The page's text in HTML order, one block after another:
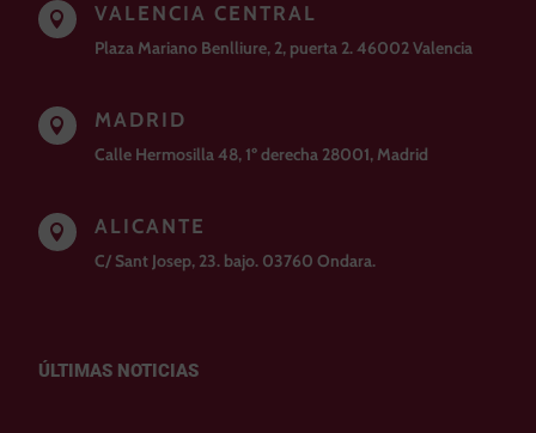
 VALENCIA CENTRAL
Plaza Mariano Benlliure, 2, puerta 2. 46002 Valencia
 MADRID
Calle Hermosilla 48, 1º derecha 28001, Madrid
 ALICANTE
C/ Sant Josep, 23. bajo. 03760 Ondara.
ÚLTIMAS NOTICIAS